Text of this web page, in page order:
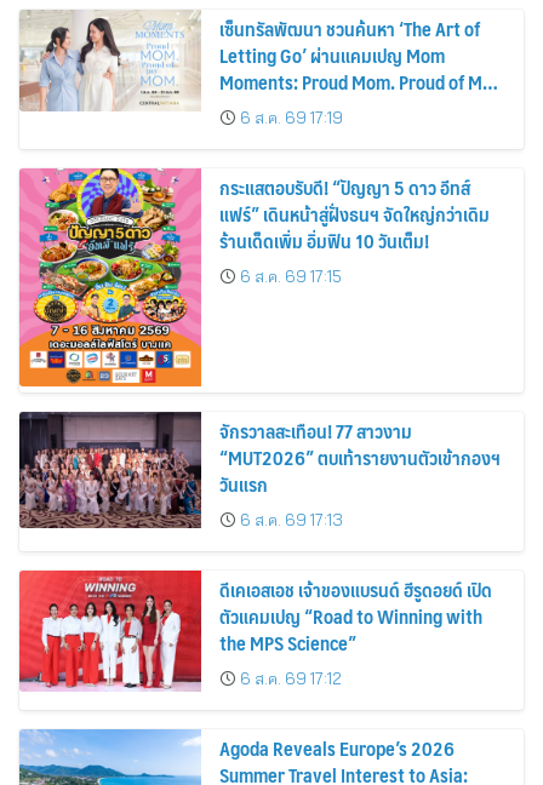
เซ็นทรัลพัฒนา ชวนค้นหา ‘The Art of
Letting Go’ ผ่านแคมเปญ Mom
Moments: Proud Mom. Proud of My
Mom.6 ส.ค. 69 17:19
กระแสตอบรับดี! “ปัญญา 5 ดาว อีทส์
แฟร์” เดินหน้าสู่ฝั่งธนฯ จัดใหญ่กว่าเดิม
ร้านเด็ดเพิ่ม อิ่มฟิน 10 วันเต็ม!
6 ส.ค. 69 17:15
จักรวาลสะเทือน! 77 สาวงาม
“MUT2026” ตบเท้ารายงานตัวเข้ากองฯ
วันแรก
6 ส.ค. 69 17:13
ดีเคเอสเอช เจ้าของแบรนด์ ฮีรูดอยด์ เปิด
ตัวแคมเปญ “Road to Winning with
the MPS Science”
6 ส.ค. 69 17:12
Agoda Reveals Europe’s 2026
Summer Travel Interest to Asia: